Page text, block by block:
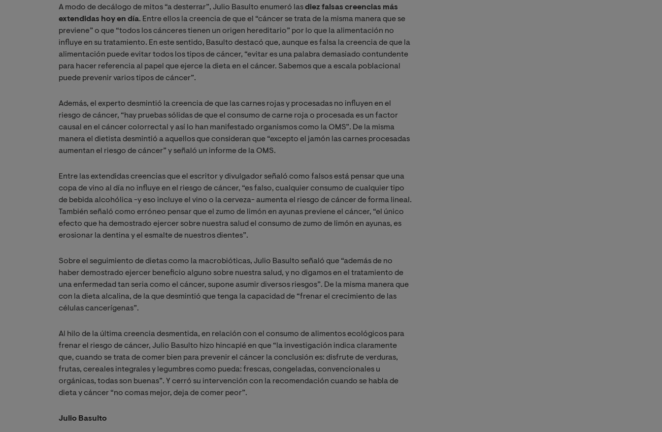
A modo de decálogo de mitos “a desterrar”, Julio Basulto enumeró lasdiez falsas creencias más
extendidas hoy en día. Entre ellos la creencia de que el “cáncer se trata de la misma manera que se
previene” o que “todos los cánceres tienen un origen hereditario” por lo que la alimentación no
influye en su tratamiento. En este sentido, Basulto destacó que, aunque es falsa la creencia de que la
alimentación puede evitar todos los tipos de cáncer, “evitar es una palabra demasiado contundente
para hacer referencia al papel que ejerce la dieta en el cáncer. Sabemos que a escala poblacional
puede prevenir varios tipos de cáncer”.
Además, el experto desmintió la creencia de que las carnes rojas y procesadas no influyen en el
riesgo de cáncer, “hay pruebas sólidas de que el consumo de carne roja o procesada es un factor
causal en el cáncer colorrectal y así lo han manifestado organismos como la OMS”. De la misma
manera el dietista desmintió a aquellos que consideran que “excepto el jamón las carnes procesadas
aumentan el riesgo de cáncer” y señaló un informe de la OMS.
Entre las extendidas creencias que el escritor y divulgador señaló como falsos está pensar que una
copa de vino al día no influye en el riesgo de cáncer, “es falso, cualquier consumo de cualquier tipo
de bebida alcohólica -y eso incluye el vino o la cerveza- aumenta el riesgo de cáncer de forma lineal.
También señaló como erróneo pensar que el zumo de limón en ayunas previene el cáncer, “el único
efecto que ha demostrado ejercer sobre nuestra salud el consumo de zumo de limón en ayunas, es
erosionar la dentina y el esmalte de nuestros dientes”.
Sobre el seguimiento de dietas como la macrobióticas, Julio Basulto señaló que “además de no
haber demostrado ejercer beneficio alguno sobre nuestra salud, y no digamos en el tratamiento de
una enfermedad tan seria como el cáncer, supone asumir diversos riesgos”. De la misma manera que
con la dieta alcalina, de la que desmintió que tenga la capacidad de “frenar el crecimiento de las
células cancerígenas”.
Al hilo de la última creencia desmentida, en relación con el consumo de alimentos ecológicos para
frenar el riesgo de cáncer, Julio Basulto hizo hincapié en que “la investigación indica claramente
que, cuando se trata de comer bien para prevenir el cáncer la conclusión es: disfrute de verduras,
frutas, cereales integrales y legumbres como pueda: frescas, congeladas, convencionales u
orgánicas, todas son buenas”. Y cerró su intervención con la recomendación cuando se habla de
dieta y cáncer “no comas mejor, deja de comer peor”.
Julio Basulto